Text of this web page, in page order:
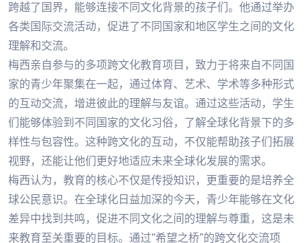
跨越了国界，能够连接不同文化背景的孩子们。他通过举办
各类国际交流活动，促进了不同国家和地区学生之间的文化
理解和交流。
梅西亲自参与的多项跨文化教育项目，致力于将来自不同国
家的青少年聚集在一起，通过体育、艺术、学术等多种形式
的互动交流，增进彼此的理解与友谊。通过这些活动，学生
们能够体验到不同国家的文化习俗，了解全球化背景下的多
样性与包容性。这种跨文化的互动，不仅能帮助孩子们拓展
视野，还能让他们更好地适应未来全球化发展的需求。
梅西认为，教育的核心不仅是传授知识，更重要的是培养全
球公民意识。在全球化日益加深的今天，青少年能够在文化
差异中找到共鸣，促进不同文化之间的理解与尊重，这是未
来教育至关重要的目标。通过“希望之桥”的跨文化交流项